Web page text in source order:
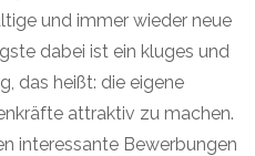
und immer wieder neue
dabei ist ein kluges und
das heißt: die eigene
attraktiv zu machen.
interessante Bewerbungen